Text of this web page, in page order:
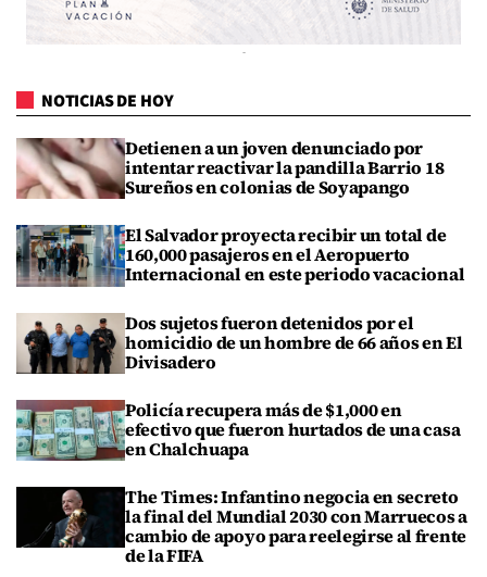
NOTICIAS DE HOY
Detienen a un joven denunciado por
intentar reactivar la pandilla Barrio 18
Sureños en colonias de Soyapango
El Salvador proyecta recibir un total de
160,000 pasajeros en el Aeropuerto
Internacional en este periodo vacacional
Dos sujetos fueron detenidos por el
homicidio de un hombre de 66 años en El
Divisadero
Policía recupera más de $1,000 en
efectivo que fueron hurtados de una casa
en Chalchuapa
The Times: Infantino negocia en secreto
la final del Mundial 2030 con Marruecos a
cambio de apoyo para reelegirse al frente
de la FIFA